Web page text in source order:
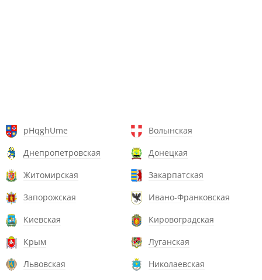
pHqghUme
Волынская
Днепропетровская
Донецкая
Житомирская
Закарпатская
Запорожская
Ивано-Франковская
Киевская
Кировоградская
Крым
Луганская
Львовская
Николаевская